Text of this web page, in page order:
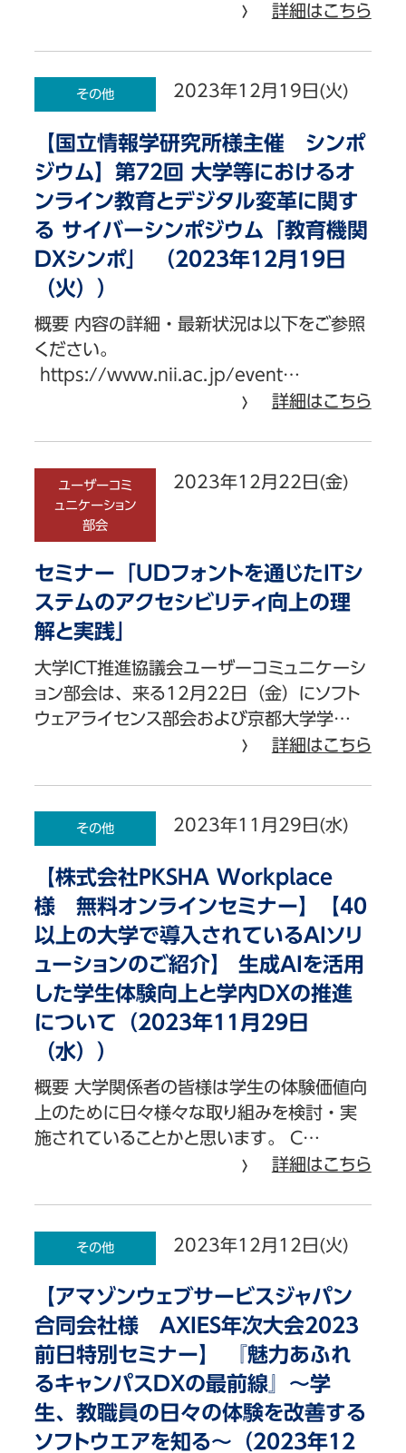
詳細はこちら
その他 2023年12月19日(火)
【国立情報学研究所様主催 シンポ
ジウム】第72回 大学等におけるオ
ンライン教育とデジタル変革に関す
る サイバーシンポジウム「教育機関
DXシンポ」 （2023年12月19日
（火））
概要 内容の詳細・最新状況は以下をご参照
ください。
https://www.nii.ac.jp/event…
詳細はこちら
ユーザーコミ
ュニケーション
部会
2023年12月22日(金)
セミナー「UDフォントを通じたITシ
ステムのアクセシビリティ向上の理
解と実践」
大学ICT推進協議会ユーザーコミュニケーシ
ョン部会は、来る12月22日（金）にソフト
ウェアライセンス部会および京都大学学…
詳細はこちら
その他 2023年11月29日(水)
【株式会社PKSHA Workplace
様 無料オンラインセミナー】【40
以上の大学で導入されているAIソリ
ューションのご紹介】 生成AIを活用
した学生体験向上と学内DXの推進
について（2023年11月29日
（水））
概要 大学関係者の皆様は学生の体験価値向
上のために日々様々な取り組みを検討・実
施されていることかと思います。 C…
詳細はこちら
その他 2023年12月12日(火)
【アマゾンウェブサービスジャパン
合同会社様 AXIES年次大会2023
前日特別セミナー】 『魅力あふれ
るキャンパスDXの最前線』〜学
生、教職員の日々の体験を改善する
ソフトウエアを知る～（2023年12